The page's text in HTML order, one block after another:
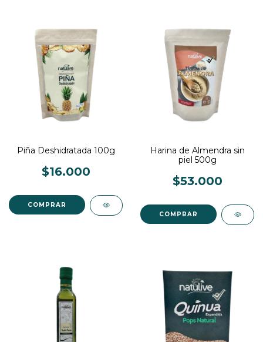
Piña Deshidratada 100g
$16.000
Harina de Almendra sin
piel 500g
$53.000